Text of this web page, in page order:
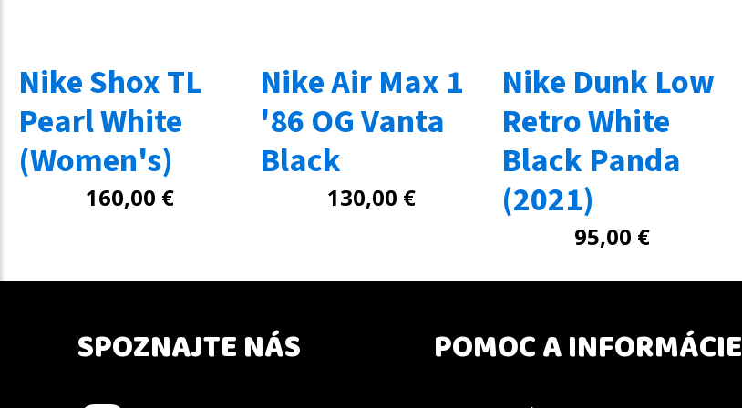
Nike Shox TL
Pearl White
(Women's)
160,00 €
Nike Air Max 1
'86 OG Vanta
Black
130,00 €
Nike Dunk Low
Retro White
Black Panda
(2021)
95,00 €
SPOZNAJTE NÁS POMOC A INFORMÁCIE